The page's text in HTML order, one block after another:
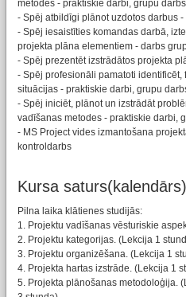
metodes - praktiskie darbi, grupu
- Spēj atbildīgi plānot uzdotos darbus
- Spēj iesaistīties komandas darbā,
projekta plāna elementiem - darbs
- Spēj prezentēt izstrādātos projekta
- Spēj profesionāli pamatoti
situācijas - praktiskie darbi, grupu
- Spēj iniciēt, plānot un izstrādāt
vadīšanas metodes - praktiskie darbi,
- MS Project vides izmantošana
kontroldarbs
Kursa saturs(kalendārs)
Pilna laika klātienes studijās:
1. Projektu vadīšanas vēsturiskie
2. Projektu kategorijas. (Lekcija 1
3. Projektu organizēšana. (Lekcija 1
4. Projekta hartas izstrāde. (Lekcija 1
5. Projekta plānošanas metodoloģija.